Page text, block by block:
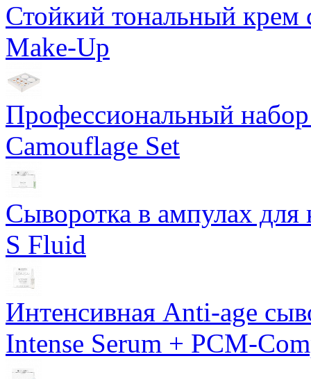
Стойкий тональный
Make-Up
Профессиональный
Camouflage Set
Сыворотка в ампулах для
S Fluid
Интенсивная Anti-age
Intense Serum + PCM-